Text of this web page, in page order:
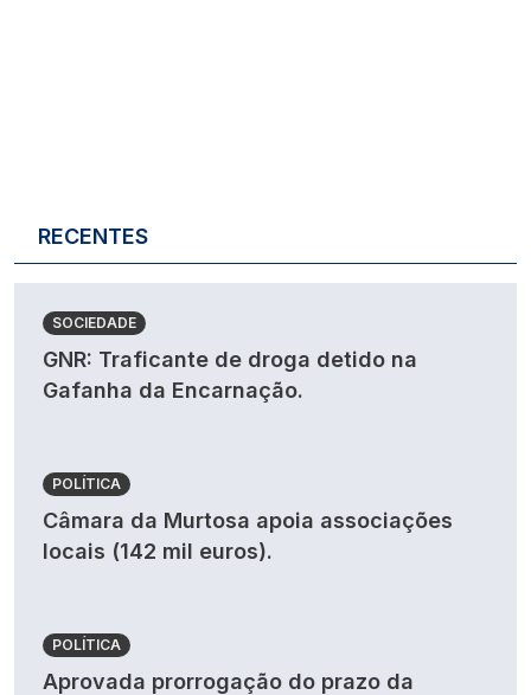
RECENTES
SOCIEDADE
GNR: Traficante de droga detido na
Gafanha da Encarnação.
POLÍTICA
Câmara da Murtosa apoia associações
locais (142 mil euros).
POLÍTICA
Aprovada prorrogação do prazo da